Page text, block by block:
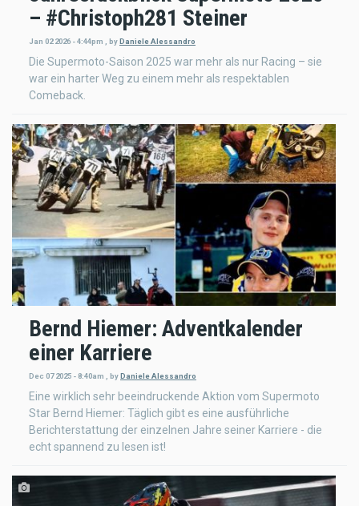
– #Christoph281 Steiner
Jan 02 2026 - 4:44pm byDaniele Alessandro
Die Supermoto-Saison 2025 war mehr als nur Racing – sie
war ein harter Weg zu einem mehr als respektablen
Comeback.
Bernd Hiemer: Adventkalender
einer Karriere
Dec 07 2025 - 8:40am , byDaniele Alessandro
Eine wirklich sehr beeindruckende Aktion vom Supermoto
Star Bernd Hiemer: Täglich gibt es eine ausführliche
Berichterstattung der einzelnen Jahre seiner Karriere - die
echt spannend zu lesen ist!